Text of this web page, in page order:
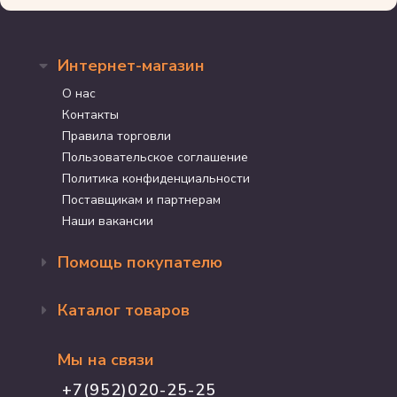
Интернет-магазин
О нас
Контакты
Правила торговли
Пользовательское соглашение
Политика конфиденциальности
Поставщикам и партнерам
Наши вакансии
Помощь покупателю
Доставка и оплата
Программа лояльности
Каталог товаров
Акции
Для кошек
Мы на связи
+7(952)020-25-25